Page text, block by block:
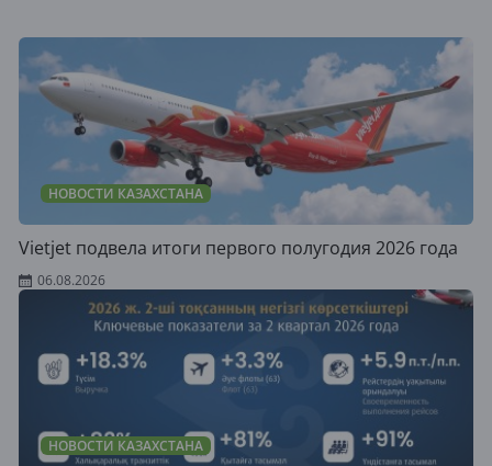
НОВОСТИ КАЗАХСТАНА
Vietjet подвела итоги первого полугодия 2026 года
06.08.2026
НОВОСТИ КАЗАХСТАНА